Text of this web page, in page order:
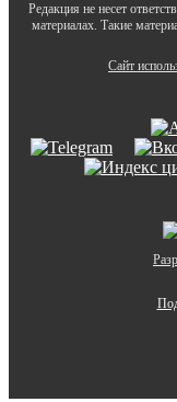
Редакция не несет
материалах. Такие
Сайт